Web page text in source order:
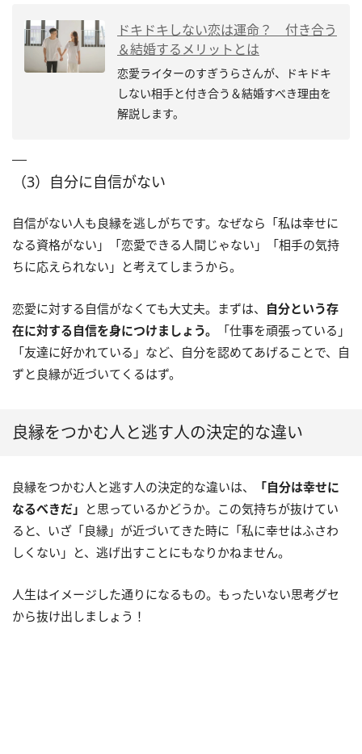
ドキドキしない恋は運命？ 付き合う
＆結婚するメリットとは
恋愛ライターのすぎうらさんが、ドキドキ
しない相手と付き合う＆結婚すべき理由を
解説します。
（3）自分に自信がない
自信がない人も良縁を逃しがちです。なぜなら「私は幸せに
なる資格がない」「恋愛できる人間じゃない」「相手の気持
ちに応えられない」と考えてしまうから。
恋愛に対する自信がなくても大丈夫。まずは、 自分という存
在に対する自信を身につけましょう。
「仕事を頑張っている」
「友達に好かれている」など、自分を認めてあげることで、自
ずと良縁が近づいてくるはず。
良縁をつかむ人と逃す人の決定的な違い
良縁をつかむ人と逃す人の決定的な違いは、
「自分は幸せに
なるべきだ」 と思っているかどうか。この気持ちが抜けてい
ると、いざ「良縁」が近づいてきた時に「私に幸せはふさわ
しくない」と、逃げ出すことにもなりかねません。
人生はイメージした通りになるもの。もったいない思考グセ
から抜け出しましょう！